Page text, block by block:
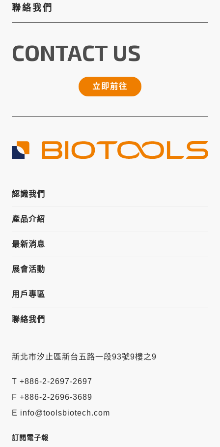
聯絡我們
CONTACT US
立即前往
新北市汐止區新台五路一段93號9樓之9
T +886-2-2697-2697
F +886-2-2696-3689
E info@toolsbiotech.com
認識我們
產品介紹
最新消息
展會活動
用戶專區
聯絡我們
訂閱電子報